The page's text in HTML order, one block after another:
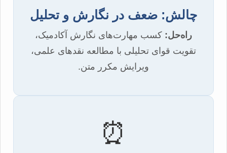
چالش: ضعف در نگارش و تحلیل
راه‌حل: کسب مهارت‌های نگارش آکادمیک،
تقویت قوای تحلیلی با مطالعه نقدهای علمی،
ویرایش مکرر متن.
⏰